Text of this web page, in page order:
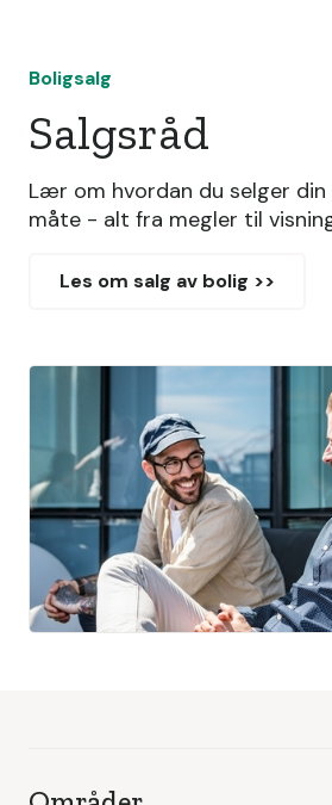
Boligsalg
Salgsråd
Lær om hvordan du selger
måte - alt fra megler til
Les om salg av bolig >>